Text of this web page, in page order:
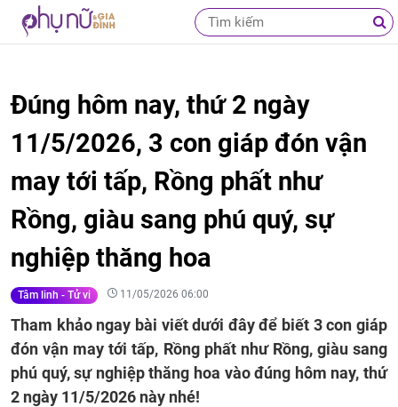
Đúng hôm nay, thứ 2 ngày
11/5/2026, 3 con giáp đón vận
may tới tấp, Rồng phất như
Rồng, giàu sang phú quý, sự
nghiệp thăng hoa
Tâm linh - Tử vi 11/05/2026 06:00
Tham khảo ngay bài viết dưới đây để biết 3 con giáp
đón vận may tới tấp, Rồng phất như Rồng, giàu sang
phú quý, sự nghiệp thăng hoa vào đúng hôm nay, thứ
2 ngày 11/5/2026 này nhé!